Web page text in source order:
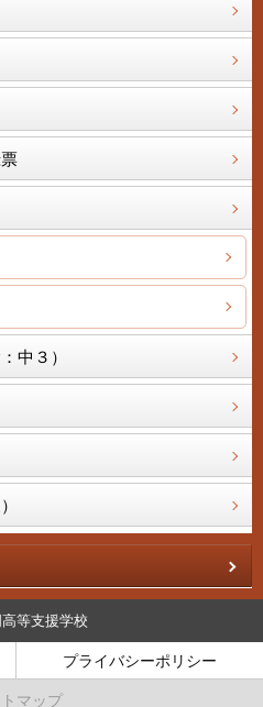
中３）
等支援学校
プライバシーポリシー
マップ